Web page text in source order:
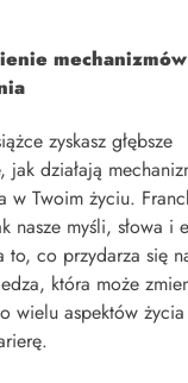
mechanizmów
zyskasz głębsze
jak działają
w Twoim życiu.
nasze myśli, słowa i
to, co przydarza się
która może
wielu aspektów